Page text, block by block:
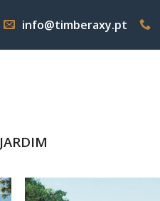
info@timberaxy.pt